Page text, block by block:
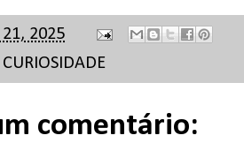
2025
CURIOSIDADE
comentário: